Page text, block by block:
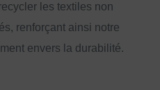
les textiles non
renforçant ainsi notre
envers la durabilité.